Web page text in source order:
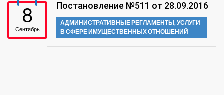
8
Сентябрь
Постановление №511 от 28.09.2016
АДМИНИСТРАТИВНЫЕ РЕГЛАМЕНТЫ,УСЛУГИ
В СФЕРЕ ИМУЩЕСТВЕННЫХ ОТНОШЕНИЙ